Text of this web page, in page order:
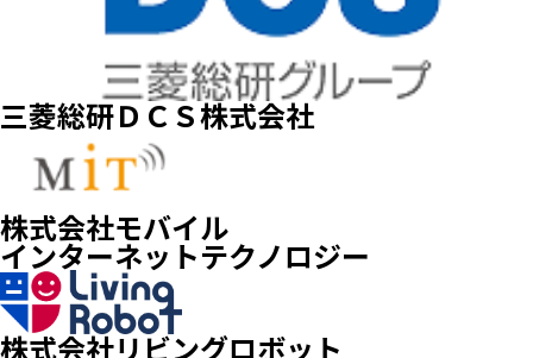
三菱総研ＤＣＳ株式会社
株式会社モバイル
インターネットテクノロジー
株式会社リビングロボット